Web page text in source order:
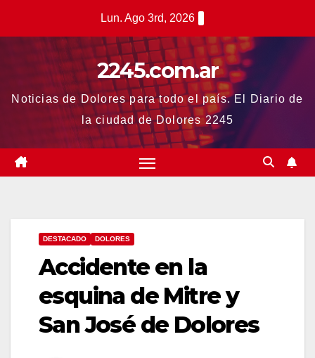
Lun. Ago 3rd, 2026
2245.com.ar
Noticias de Dolores para todo el país. El Diario de
la ciudad de Dolores 2245
DESTACADO DOLORES
Accidente en la
esquina de Mitre y
San José de Dolores